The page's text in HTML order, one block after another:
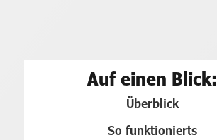
Auf einen Blick:
Überblick
So funktionierts